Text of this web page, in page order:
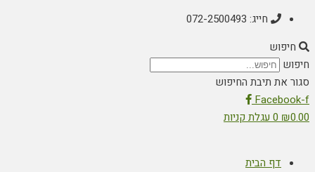
חייג: 072-2500493
חיפוש
חיפוש
סגור את תיבת החיפוש
Facebook-f
₪0.00
0 עגלת קניות
דף הבית